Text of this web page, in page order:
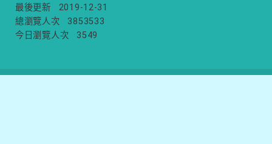
最後更新
2019-12-31
總瀏覽人次
3853533
今日瀏覽人次
3549